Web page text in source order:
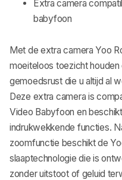
Extra camera
babyfoon
Met de extra camera Yoo
moeiteloos toezicht
gemoedsrust die u altijd al
Deze extra camera is
Video Babyfoon en
indrukwekkende functies.
zoomfunctie beschikt de
slaaptechnologie die is
zonder uitstoot of geluid